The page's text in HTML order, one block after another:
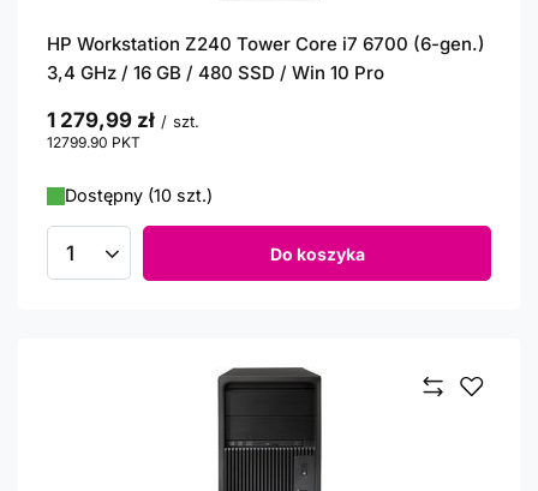
HP Workstation Z240 Tower Core i7 6700 (6-gen.)
3,4 GHz / 16 GB / 480 SSD / Win 10 Pro
1 279,99 zł / szt.
12799.90 PKT
Dostępny (10 szt.)
Ilość produktów Do koszyka